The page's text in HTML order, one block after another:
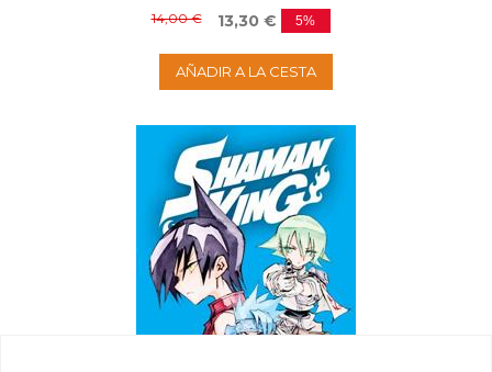
14,00 € 13,30 € 5%
AÑADIR A LA CESTA